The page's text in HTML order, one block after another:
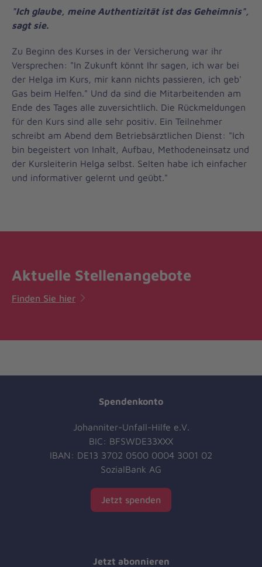
"Ich glaube, meine Authentizität ist das Geheimnis",
sagt sie.
Zu Beginn des Kurses in der Versicherung war ihr
Versprechen: "In Zukunft könnt Ihr sagen, ich war bei
der Helga im Kurs, mir kann nichts passieren, ich geb'
Gas beim Helfen." Und da sind die Mitarbeitenden am
Ende des Tages alle zuversichtlich. Die Rückmeldungen
für den Kurs sind alle sehr positiv. Ein Teilnehmer
schreibt am Abend dem Betriebsärztlichen Dienst: "Ich
bin begeistert von Inhalt, Aufbau, Methodeneinsatz und
der Kursleiterin Helga selbst. Selten habe ich einfacher
und informativer gelernt und geübt."
Aktuelle Stellenangebote
Finden Sie hier
Spendenkonto
Johanniter-Unfall-Hilfe e.V.
BIC: BFSWDE33XXX
IBAN: DE13 3702 0500 0004 3001 02
SozialBank AG
Jetzt spenden
Jetzt abonnieren